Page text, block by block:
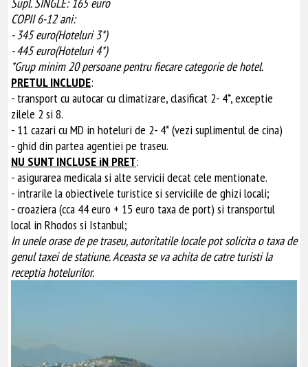
COPII 6-12 ani:
- 345 euro(Hoteluri 3*)
- 445 euro(Hoteluri 4*)
*Grup minim 20 persoane pentru fiecare categorie de hotel.
PRETUL INCLUDE:
- transport cu autocar cu climatizare, clasificat 2- 4*, exceptie
zilele 2 si 8.
- 11 cazari cu MD in hoteluri de 2- 4* (vezi suplimentul de cina)
- ghid din partea agentiei pe traseu.
NU SUNT INCLUSE iN PRET:
- asigurarea medicala si alte servicii decat cele mentionate.
- intrarile la obiectivele turistice si serviciile de ghizi locali;
- croaziera (cca 44 euro + 15 euro taxa de port) si transportul
local in Rhodos si Istanbul;
In unele orase de pe traseu, autoritatile locale pot solicita o taxa de
genul taxei de statiune. Aceasta se va achita de catre turisti la
receptia hotelurilor.